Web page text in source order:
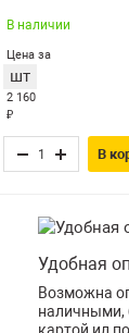
В наличии
Цена за
шт
2 160
₽
В
Удобная
Возможна
наличными,